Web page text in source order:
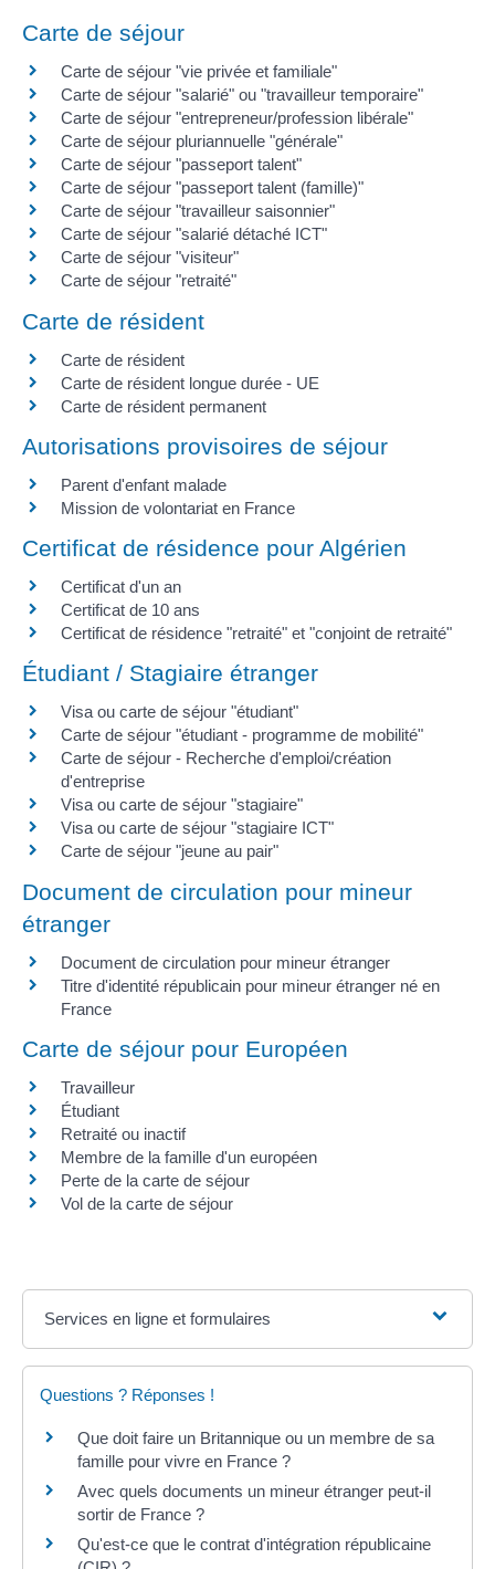
Carte de séjour
Carte de séjour "vie privée et familiale"
Carte de séjour "salarié" ou "travailleur temporaire"
Carte de séjour "entrepreneur/profession libérale"
Carte de séjour pluriannuelle "générale"
Carte de séjour "passeport talent"
Carte de séjour "passeport talent (famille)"
Carte de séjour "travailleur saisonnier"
Carte de séjour "salarié détaché ICT"
Carte de séjour "visiteur"
Carte de séjour "retraité"
Carte de résident
Carte de résident
Carte de résident longue durée - UE
Carte de résident permanent
Autorisations provisoires de séjour
Parent d'enfant malade
Mission de volontariat en France
Certificat de résidence pour Algérien
Certificat d'un an
Certificat de 10 ans
Certificat de résidence "retraité" et "conjoint de retraité"
Étudiant / Stagiaire étranger
Visa ou carte de séjour "étudiant"
Carte de séjour "étudiant - programme de mobilité"
Carte de séjour - Recherche d'emploi/création
d'entreprise
Visa ou carte de séjour "stagiaire"
Visa ou carte de séjour "stagiaire ICT"
Carte de séjour "jeune au pair"
Document de circulation pour mineur
étranger
Document de circulation pour mineur étranger
Titre d'identité républicain pour mineur étranger né en
France
Carte de séjour pour Européen
Travailleur
Étudiant
Retraité ou inactif
Membre de la famille d'un européen
Perte de la carte de séjour
Vol de la carte de séjour
Services en ligne et formulaires
Questions ? Réponses !
Que doit faire un Britannique ou un membre de sa
famille pour vivre en France ?
Avec quels documents un mineur étranger peut-il
sortir de France ?
Qu'est-ce que le contrat d'intégration républicaine